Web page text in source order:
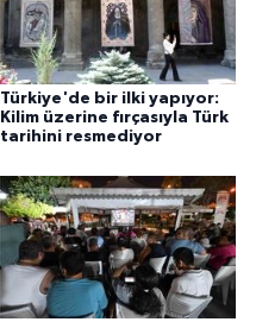
Türkiye'de bir ilki yapıyor:
Kilim üzerine fırçasıyla Türk
tarihini resmediyor